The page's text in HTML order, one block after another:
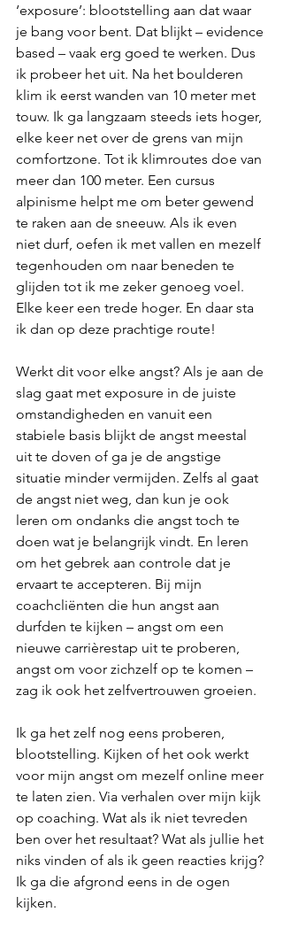
‘exposure’: blootstelling aan dat waar
je bang voor bent. Dat blijkt – evidence
based – vaak erg goed te werken. Dus
ik probeer het uit. Na het boulderen
klim ik eerst wanden van 10 meter met
touw. Ik ga langzaam steeds iets hoger,
elke keer net over de grens van mijn
comfortzone. Tot ik klimroutes doe van
meer dan 100 meter. Een cursus
alpinisme helpt me om beter gewend
te raken aan de sneeuw. Als ik even
niet durf, oefen ik met vallen en mezelf
tegenhouden om naar beneden te
glijden tot ik me zeker genoeg voel.
Elke keer een trede hoger. En daar sta
ik dan op deze prachtige route!
Werkt dit voor elke angst? Als je aan de
slag gaat met exposure in de juiste
omstandigheden en vanuit een
stabiele basis blijkt de angst meestal
uit te doven of ga je de angstige
situatie minder vermijden. Zelfs al gaat
de angst niet weg, dan kun je ook
leren om ondanks die angst toch te
doen wat je belangrijk vindt. En leren
om het gebrek aan controle dat je
ervaart te accepteren. Bij mijn
coachcliënten die hun angst aan
durfden te kijken – angst om een
nieuwe carrièrestap uit te proberen,
angst om voor zichzelf op te komen –
zag ik ook het zelfvertrouwen groeien.
Ik ga het zelf nog eens proberen,
blootstelling. Kijken of het ook werkt
voor mijn angst om mezelf online meer
te laten zien. Via verhalen over mijn kijk
op coaching. Wat als ik niet tevreden
ben over het resultaat? Wat als jullie het
niks vinden of als ik geen reacties krijg?
Ik ga die afgrond eens in de ogen
kijken.